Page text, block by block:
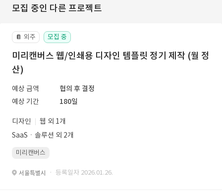
모집 중인 다른 프로젝트
📔 외주 모집 중
미리캔버스 웹/인쇄용 디자인 템플릿 정기 제작 (월 정
산)
예상 금액
협의 후 결정
예상 기간
180일
디자인
웹 외 1개
SaaSㆍ솔루션 외 2개
미리캔버스
서울특별시 · 등록일자 2026.01.26.